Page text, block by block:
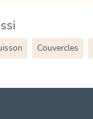
Couvercles